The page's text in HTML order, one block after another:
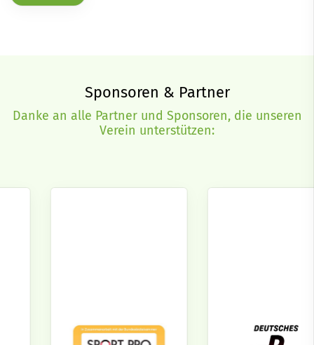
Sponsoren & Partner
Danke an alle Partner und Sponsoren, die unseren
Verein unterstützen: